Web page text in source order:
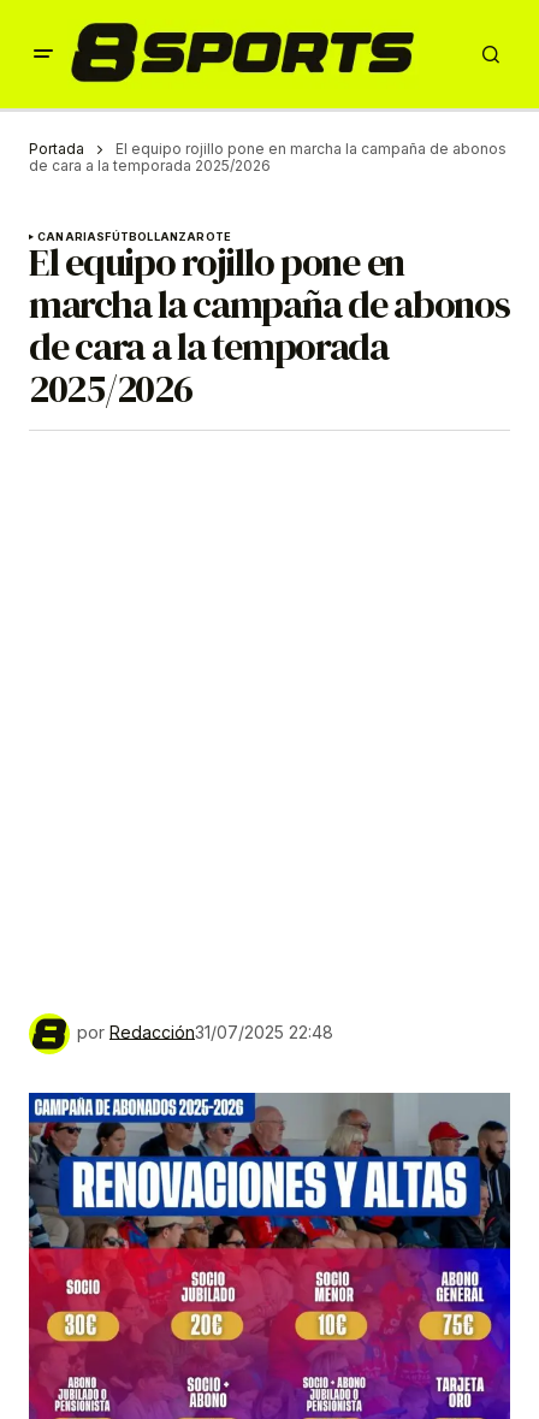
Portada
El equipo rojillo pone en marcha la campaña de abonos
de cara a la temporada 2025/2026
CANARIASFÚTBOLLANZAROTE
El equipo rojillo pone en
marcha la campaña de abonos
de cara a la temporada
2025/2026
por Redacción31/07/2025 22:48